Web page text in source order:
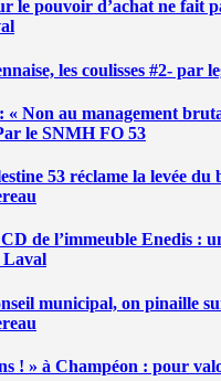
le pouvoir d’achat ne fait
les coulisses #2- par
Non au management
le SNMH FO 53
53 réclame la levée du
de l’immeuble Enedis :
Laval
municipal, on pinaille
! » à Champéon : pour